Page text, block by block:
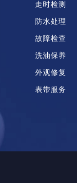
走时检测
防水处理
故障检查
洗油保养
外观修复
表带服务